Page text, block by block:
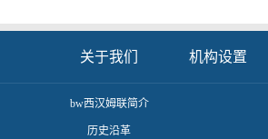
关于我们
​bw西汉姆联简介
历史沿革
机构设置